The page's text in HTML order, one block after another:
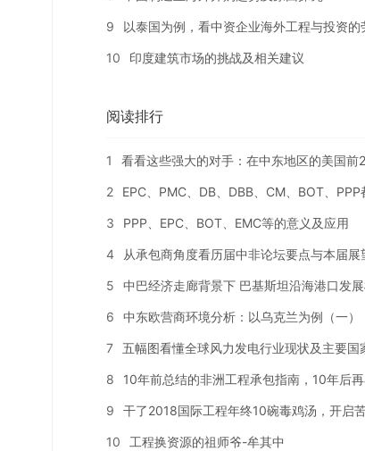
9 以泰国为例，看中资企业海外工程与投资
10 印度建筑市场的挑战及相关建议
阅读排行
1 看看这些强大的对手：在中东地区的美国前
2 EPC、PMC、DB、DBB、CM、BOT、PPP
3 PPP、EPC、BOT、EMC等的意义及应用
4 从承包商角度看历届中非论坛要点与本届展
5 中巴经济走廊背景下 巴基斯坦沿海港口发
6 中东欧营商环境分析：以乌克兰为例（一）
7 五幅图看懂全球风力发电行业现状及主要国
8 10年前总结的非洲工程承包指南，10年后
9 干了2018国际工程年终10碗毒鸡汤，开启
10 工程换资源的祖师爷-牟其中